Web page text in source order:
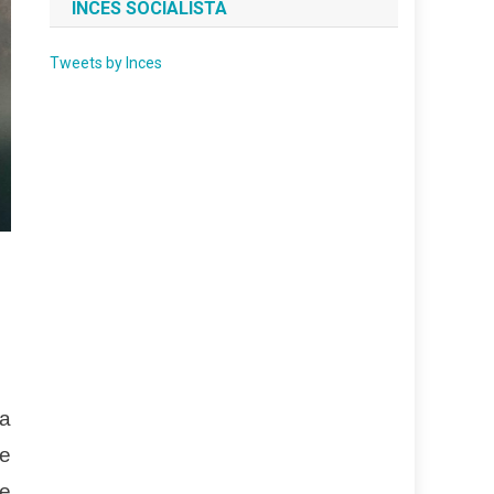
INCES SOCIALISTA
Tweets by Inces